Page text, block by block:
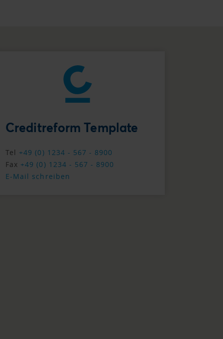
Creditreform Template
Tel +49 (0) 1234 - 567 - 8900
Fax +49 (0) 1234 - 567 - 8900
E-Mail schreiben